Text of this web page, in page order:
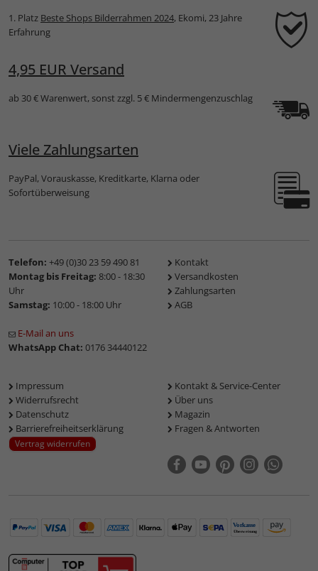
1. Platz Beste Shops Bilderrahmen 2024, Ekomi, 23 Jahre
Erfahrung
4,95 EUR Versand
ab 30 € Warenwert, sonst zzgl. 5 € Mindermengenzuschlag
Viele Zahlungsarten
PayPal, Vorauskasse, Kreditkarte, Klarna oder
Sofortüberweisung
Telefon: +49 (0)30 23 59 490 81
Montag bis Freitag: 8:00 - 18:30
Uhr
Samstag: 10:00 - 18:00 Uhr
E-Mail an uns
WhatsApp Chat: 0176 34440122
Kontakt
Versandkosten
Zahlungsarten
AGB
Impressum
Widerrufsrecht
Datenschutz
Barrierefreiheitserklärung
Vertrag widerrufen
Kontakt & Service-Center
Über uns
Magazin
Fragen & Antworten